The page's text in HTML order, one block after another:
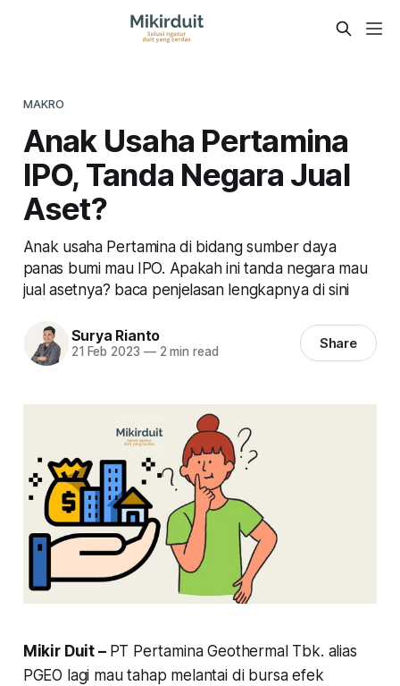
MAKRO
Anak Usaha Pertamina
IPO, Tanda Negara Jual
Aset?
Anak usaha Pertamina di bidang sumber daya
panas bumi mau IPO. Apakah ini tanda negara mau
jual asetnya? baca penjelasan lengkapnya di sini
Surya Rianto
21 Feb 2023 —2 min read Share
Mikir Duit – PT Pertamina Geothermal Tbk. alias
PGEO lagi mau tahap melantai di bursa efek